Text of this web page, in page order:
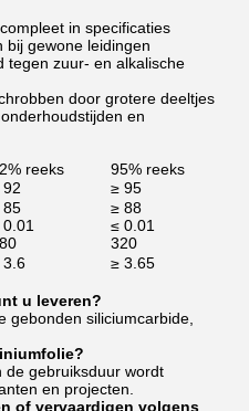
in specificaties
bij gewone leidingen
tegen zuur- en alkalische
door grotere deeltjes
en
reeks
95% reeks
92
≥ 95
85
≥ 88
≤ 0.01
320
3.6
≥ 3.65
u leveren?
gebonden siliciumcarbide,
de gebruiksduur wordt
en projecten.
of vervaardigen volgens